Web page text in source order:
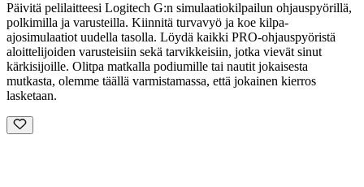
Päivitä pelilaitteesi Logitech G:n simulaatiokilpailun ohjauspyörillä,
polkimilla ja varusteilla. Kiinnitä turvavyö ja koe kilpa-
ajosimulaatiot uudella tasolla. Löydä kaikki PRO-ohjauspyöristä
aloittelijoiden varusteisiin sekä tarvikkeisiin, jotka vievät sinut
kärkisijoille. Olitpa matkalla podiumille tai nautit jokaisesta
mutkasta, olemme täällä varmistamassa, että jokainen kierros
lasketaan.